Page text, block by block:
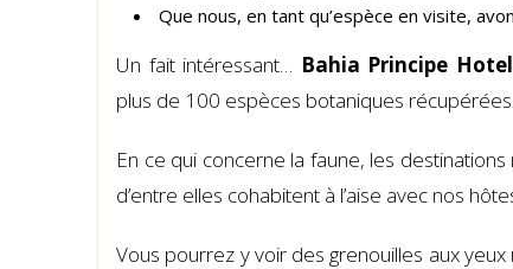
Que nous, en tant qu’espèce en visite,
Un fait intéressant… Bahia Principe
plus de 100 espèces botaniques
En ce qui concerne la faune, les
d’entre elles cohabitent à l’aise avec nos
Vous pourrez y voir des grenouilles aux